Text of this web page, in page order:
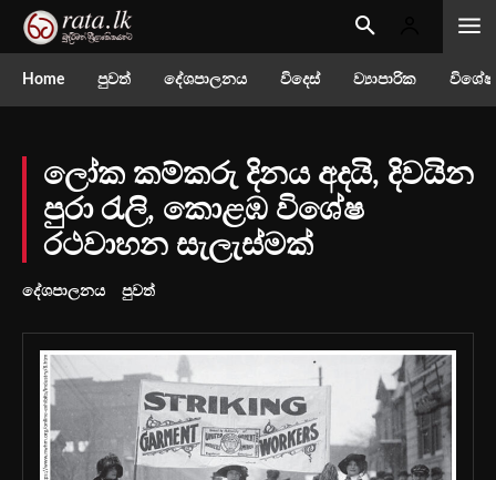
Home පුවත් දේශපාලනය විදෙස් ව්‍යාපාරික
ලෝක කම්කරු දිනය අදයි, දිවයින
පුරා රැලි, කොළඹ විශේෂ
රථවාහන සැලැස්මක්
දේශපාලනය පුවත්